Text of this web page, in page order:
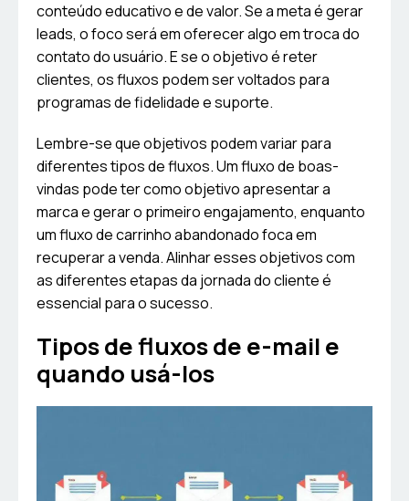
conteúdo educativo e de valor. Se a meta é gerar
leads, o foco será em oferecer algo em troca do
contato do usuário. E se o objetivo é reter
clientes, os fluxos podem ser voltados para
programas de fidelidade e suporte.
Lembre-se que objetivos podem variar para
diferentes tipos de fluxos. Um fluxo de boas-
vindas pode ter como objetivo apresentar a
marca e gerar o primeiro engajamento, enquanto
um fluxo de carrinho abandonado foca em
recuperar a venda. Alinhar esses objetivos com
as diferentes etapas da jornada do cliente é
essencial para o sucesso.
Tipos de fluxos de e-mail e
quando usá-los